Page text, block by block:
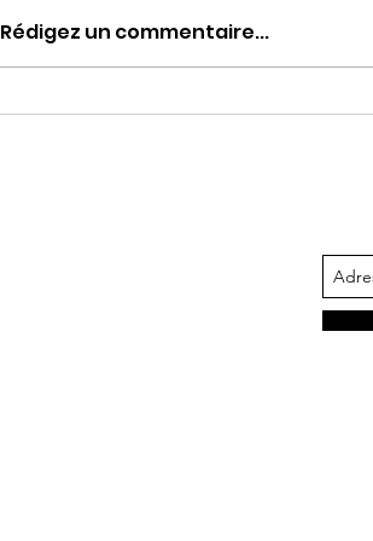
Lise de la Salle illumine la
Rédigez un commentaire...